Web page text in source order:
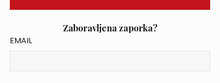
Zaboravljena zaporka?
EMAIL